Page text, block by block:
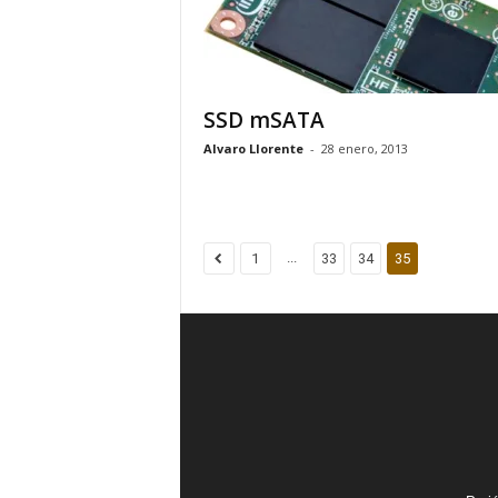
SSD mSATA
Alvaro Llorente - 28 enero, 2013
1 ... 33 34 35